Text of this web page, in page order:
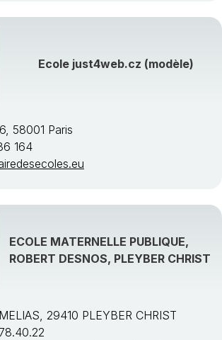
Ecole just4web.cz (modèle)
58001 Paris
164
ECOLE MATERNELLE PUBLIQUE,
ROBERT DESNOS, PLEYBER CHRIST
29410 PLEYBER CHRIST